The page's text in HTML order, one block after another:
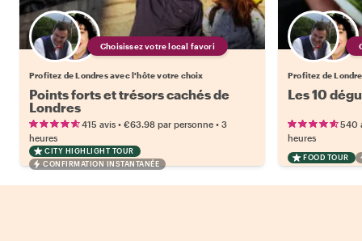
Choisissez votre local favori
Profitez de Londres avec l'hôte votre choix
Points forts et trésors cachés de
Londres
415 avis • €63.98 par personne • 3
heures
CITY HIGHLIGHT TOUR
CONFIRMATION INSTANTANÉE
Profitez de
Les 10
540
heures
FOOD TOUR